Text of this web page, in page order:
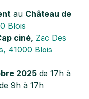
au Château de
Blois
ciné, Zac Des
41000 Blois
2025 de 17h à
de 9h à 17h